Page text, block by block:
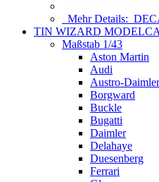
Mehr Details:
TIN WIZARD
Maßstab 1/43
Aston Martin
Audi
Austro-Daimler
Borgward
Buckle
Bugatti
Daimler
Delahaye
Duesenberg
Ferrari